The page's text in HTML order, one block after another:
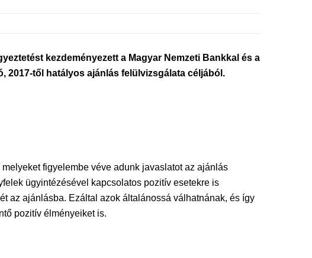
kezdeményezett a Magyar Nemzeti Bankkal és a
2017-től hatályos ajánlás felülvizsgálata céljából.
figyelembe véve adunk javaslatot az ajánlás
ügyintézésével kapcsolatos pozitív esetekre is
az ajánlásba. Ezáltal azok általánossá válhatnának, és így
pozitív élményeiket is.